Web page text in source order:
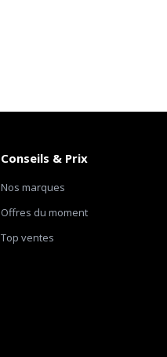
Conseils & Prix
Nos marques
Offres du moment
Top ventes